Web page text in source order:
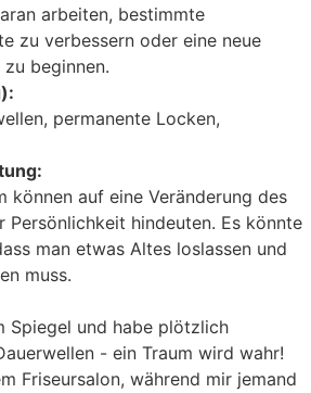
arbeiten, bestimmte
zu verbessern oder eine neue
zu beginnen.
permanente Locken,
können auf eine Veränderung des
Persönlichkeit hindeuten. Es könnte
man etwas Altes loslassen und
muss.
Spiegel und habe plötzlich
- ein Traum wird wahr!
Friseursalon, während mir jemand